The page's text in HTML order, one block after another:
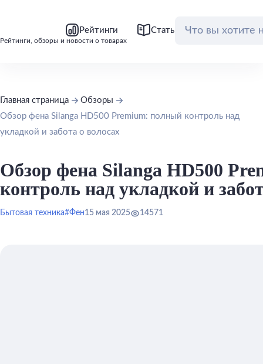
Рейтинги, обзоры и новости о товарах
Рейтинги Статьи Обзоры
Главная страница
Обзоры
Обзор фена Silanga HD500 Premium: полный контроль над
укладкой и забота о волосах
Обзор фена Silanga HD500
контроль над укладкой и
Бытовая техника#Фен15 мая 2025 14571